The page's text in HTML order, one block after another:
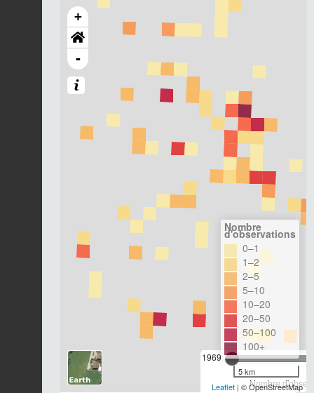
+
-
1969
Nombre
Nombre
d'observations
0–1
1–2
2–5
5–10
10–20
20–50
50–100
100+
5 km
Leaflet | © OpenStreetMap